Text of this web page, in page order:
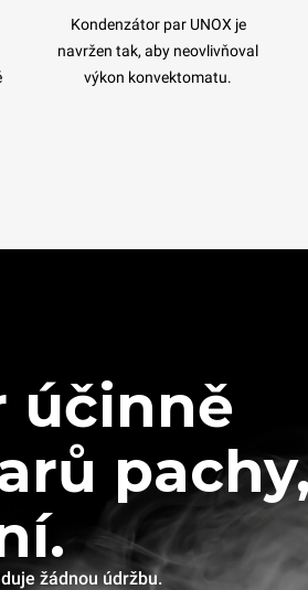
Kondenzátor par UNOX je
navržen tak, aby neovlivňoval
výkon konvektomatu.
účinně
žádnou údržbu.